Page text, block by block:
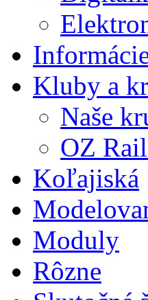
Kluby a
Naše
OZ
Koľajiská
Moduly
Rôzne